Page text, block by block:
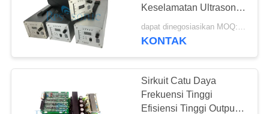
Tanduk Las
Ultrasonik
Keselamatan Ultrasonik
Weld Generator
dapat dinegosiasikan MOQ:1pcs
KONTAK
Sirkuit Catu Daya
Frekuensi Tinggi
Efisiensi Tinggi Output